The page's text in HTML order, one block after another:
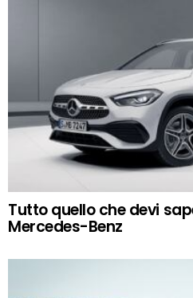
Tutto quello che devi
Mercedes-Benz